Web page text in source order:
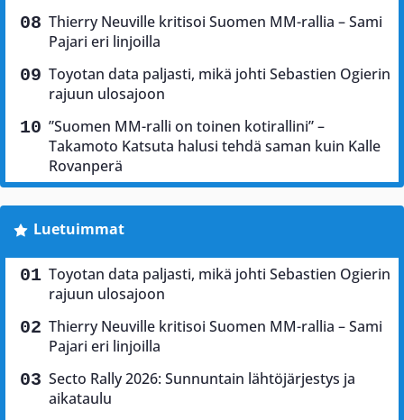
Thierry Neuville kritisoi Suomen MM-rallia – Sami
Pajari eri linjoilla
Toyotan data paljasti, mikä johti Sebastien Ogierin
rajuun ulosajoon
”Suomen MM-ralli on toinen kotirallini” –
Takamoto Katsuta halusi tehdä saman kuin Kalle
Rovanperä
Luetuimmat
Toyotan data paljasti, mikä johti Sebastien Ogierin
rajuun ulosajoon
Thierry Neuville kritisoi Suomen MM-rallia – Sami
Pajari eri linjoilla
Secto Rally 2026: Sunnuntain lähtöjärjestys ja
aikataulu